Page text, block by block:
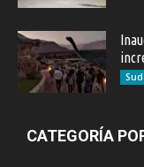
CATEGORÍA